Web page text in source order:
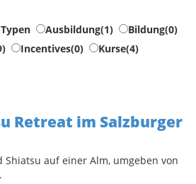
Ausbildung(1) Bildung(0)
Incentives(0) Kurse(4)
Retreat im Salzburger
Shiatsu auf einer Alm, umgeben von